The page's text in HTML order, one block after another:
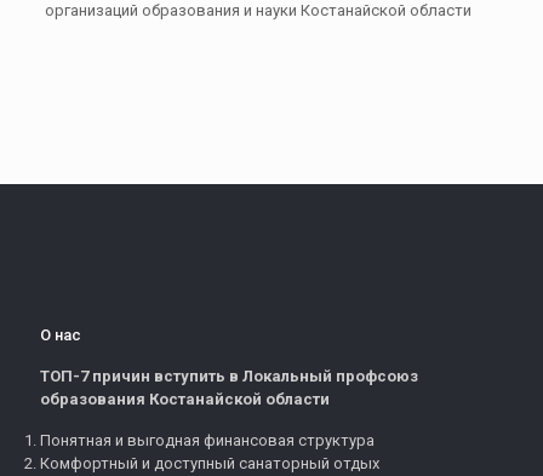
организаций образования и науки Костанайской области
О нас
ТОП-7 причин вступить в Локальный профсоюз
образования Костанайской области
Понятная и выгодная финансовая структура
Комфортный и доступный санаторный отдых